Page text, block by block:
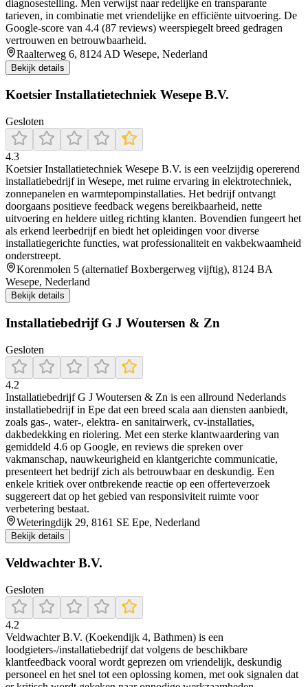
diagnosestelling. Men verwijst naar redelijke en transparante
tarieven, in combinatie met vriendelijke en efficiënte uitvoering. De
Google-score van 4.4 (87 reviews) weerspiegelt breed gedragen
vertrouwen en betrouwbaarheid.
Raalterweg 6, 8124 AD Wesepe, Nederland
Bekijk details
Koetsier Installatietechniek Wesepe B.V.
Gesloten
4.3
Koetsier Installatietechniek Wesepe B.V. is een veelzijdig opererend
installatiebedrijf in Wesepe, met ruime ervaring in elektrotechniek,
zonnepanelen en warmtepompinstallaties. Het bedrijf ontvangt
doorgaans positieve feedback wegens bereikbaarheid, nette
uitvoering en heldere uitleg richting klanten. Bovendien fungeert het
als erkend leerbedrijf en biedt het opleidingen voor diverse
installatiegerichte functies, wat professionaliteit en vakbekwaamheid
onderstreept.
Korenmolen 5 (alternatief Boxbergerweg vijftig), 8124 BA
Wesepe, Nederland
Bekijk details
Installatiebedrijf G J Woutersen & Zn
Gesloten
4.2
Installatiebedrijf G J Woutersen & Zn is een allround Nederlands
installatiebedrijf in Epe dat een breed scala aan diensten aanbiedt,
zoals gas‑, water‑, elektra‑ en sanitairwerk, cv-installaties,
dakbedekking en riolering. Met een sterke klantwaardering van
gemiddeld 4.6 op Google, en reviews die spreken over
vakmanschap, nauwkeurigheid en klantgerichte communicatie,
presenteert het bedrijf zich als betrouwbaar en deskundig. Een
enkele kritiek over ontbrekende reactie op een offerteverzoek
suggereert dat op het gebied van responsiviteit ruimte voor
verbetering bestaat.
Weteringdijk 29, 8161 SE Epe, Nederland
Bekijk details
Veldwachter B.V.
Gesloten
4.2
Veldwachter B.V. (Koekendijk 4, Bathmen) is een
loodgieters-/installatiebedrijf dat volgens de beschikbare
klantfeedback vooral wordt geprezen om vriendelijk, deskundig
personeel en het snel tot een oplossing komen, met ook signalen dat